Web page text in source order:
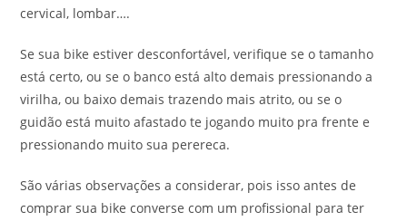
cervical, lombar….
Se sua bike estiver desconfortável, verifique se o tamanho
está certo, ou se o banco está alto demais pressionando a
virilha, ou baixo demais trazendo mais atrito, ou se o
guidão está muito afastado te jogando muito pra frente e
pressionando muito sua perereca.
São várias observações a considerar, pois isso antes de
comprar sua bike converse com um profissional para ter